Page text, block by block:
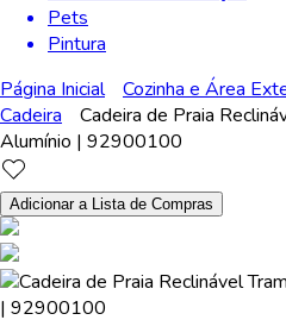
Pets
Pintura
Página Inicial
Cozinha e Área
Cadeira
Cadeira de Praia
Alumínio | 92900100
Adicionar a Lista de Compras